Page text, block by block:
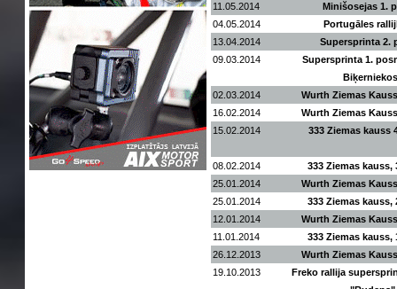
11.05.2014
Minišosejas 1.
04.05.2014
Portugāles
13.04.2014
Supersprinta 2.
09.03.2014
Supersprinta 1.
02.03.2014
Wurth Ziemas
16.02.2014
Wurth Ziemas
15.02.2014
333 Ziemas kauss
08.02.2014
333 Ziemas kauss,
25.01.2014
Wurth Ziemas
25.01.2014
333 Ziemas kauss,
12.01.2014
Wurth Ziemas
11.01.2014
333 Ziemas kauss,
26.12.2013
Wurth Ziemas
19.10.2013
Freko rallija